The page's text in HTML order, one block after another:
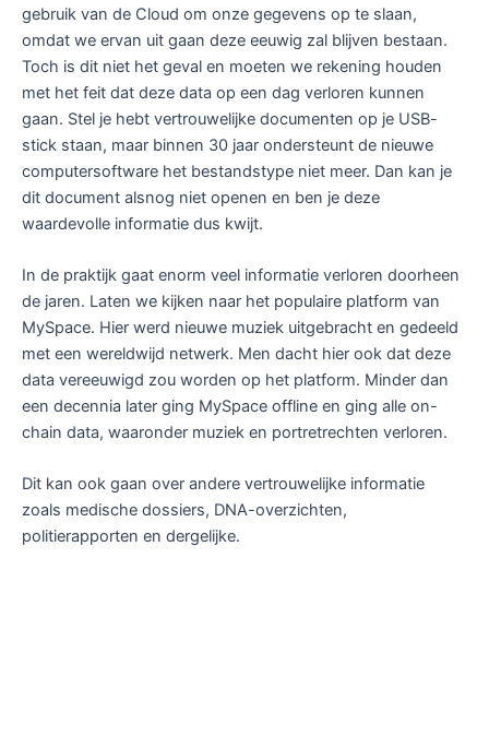
gebruik van de Cloud om onze gegevens op te slaan,
omdat we ervan uit gaan deze eeuwig zal blijven bestaan.
Toch is dit niet het geval en moeten we rekening houden
met het feit dat deze data op een dag verloren kunnen
gaan. Stel je hebt vertrouwelijke documenten op je USB-
stick staan, maar binnen 30 jaar ondersteunt de nieuwe
computersoftware het bestandstype niet meer. Dan kan je
dit document alsnog niet openen en ben je deze
waardevolle informatie dus kwijt.
In de praktijk gaat enorm veel informatie verloren doorheen
de jaren. Laten we kijken naar het populaire platform van
MySpace. Hier werd nieuwe muziek uitgebracht en gedeeld
met een wereldwijd netwerk. Men dacht hier ook dat deze
data vereeuwigd zou worden op het platform. Minder dan
een decennia later ging MySpace offline en ging alle on-
chain data, waaronder muziek en portretrechten verloren.
Dit kan ook gaan over andere vertrouwelijke informatie
zoals medische dossiers, DNA-overzichten,
politierapporten en dergelijke.